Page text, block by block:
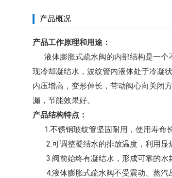
产品概况
产品工作原理和用途：
液体膨胀式疏水阀的内部结构是一个
现冷却凝结水，波纹管内液体处于冷凝
内压增高，变形伸长，带动阀心向关闭
漏，节能效果好。
产品结构特点：
1.不锈钢玻纹管坚固耐用，使用寿命长
2.可调整凝结水的排放温度，利用显
3.阀前始终有凝结水，形成可靠的水
4.液体膨胀式疏水阀不受震动、蒸汽